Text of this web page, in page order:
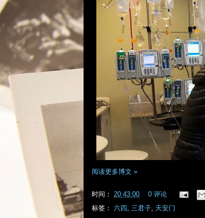
阅读更多博文 »
时间： 20:43:00
0 评论
标签： 六四, 三君子, 天安门